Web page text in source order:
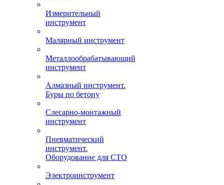
Измерительный
инструмент
Малярный инструмент
Металлообрабатывающий
инструмент
Алмазный инструмент.
Буры по бетону
Слесарно-монтажный
инструмент
Пневматический
инструмент.
Оборудование для СТО
Электроинструмент